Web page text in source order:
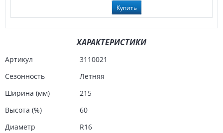
Купить
ХАРАКТЕРИСТИКИ
Артикул
3110021
Сезонность
Летняя
Ширина (мм)
215
Высота (%)
60
Диаметр
R16